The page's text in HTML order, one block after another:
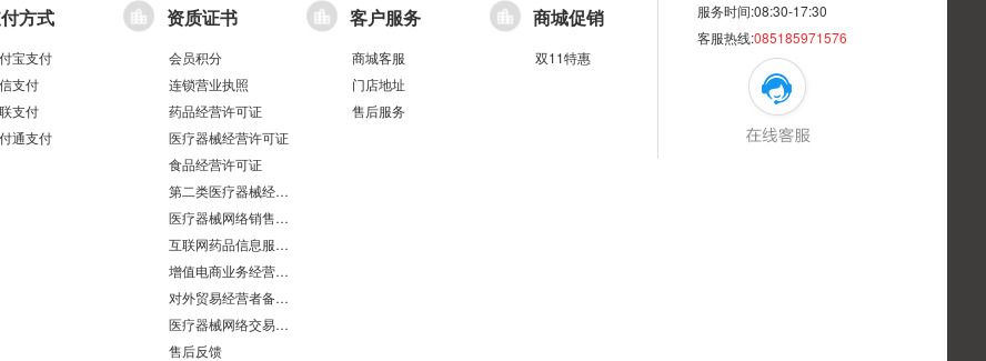
方式
宝支付
支付
支付
通支付
资质证书
会员积分
连锁营业执照
药品经营许可证
医疗器械经营许可证
食品经营许可证
第二类医疗器械经营备案凭证
医疗器械网络销售备案
互联网药品信息服务资格证书
增值电商业务经营许可证
对外贸易经营者备案登记表/海关报关单位注册登记证书
医疗器械网络交易服务第三方平台备案凭证
售后反馈
客户服务
商城客服
门店地址
售后服务
商城促销
双11特惠
服务时间:08:30-17:30
客服热线:085185971576